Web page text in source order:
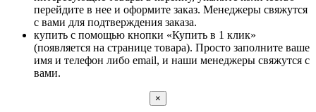
перейдите в нее и оформите заказ. Менеджеры свяжутся
с вами для подтверждения заказа.
купить с помощью кнопки «Купить в 1 клик»
(появляется на странице товара). Просто заполните ваше
имя и телефон либо email, и наши менеджеры свяжутся с
вами.
×